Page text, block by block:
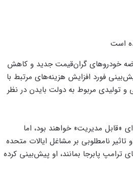
سال 2025 ممکن است به دلیل عرضه خودروهای گران‌قیمت جدید و کاهش
در پیش‌بینی فورد افزایش هزینه‌های مرتبط با
و تولیدی مربوط به دولت بایدن در نظر
«قابل مدیریت» خواهند بود، اما
نامطلوبی بر مشاغل ایالات متحده
پابرجا بمانند، او پیش‌بینی کرده
اولترا و پلاس خبر می‌دهند
کاربران از مشکلات کابل شارژ گلکسی S25
اولترا و پلاس خبر می‌دهند
محک می‌­شود